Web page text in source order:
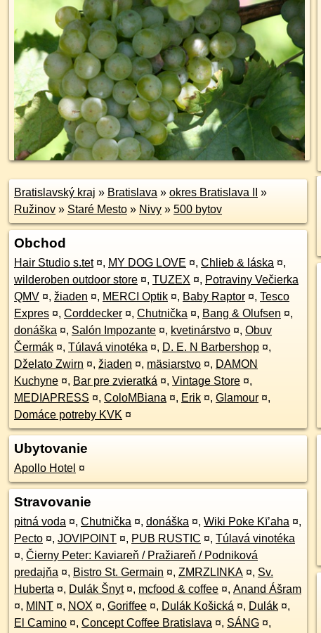
Bratislavský kraj » Bratislava » okres Bratislava II
»
Ružinov » Staré Mesto » Nivy » 500 bytov
Obchod
Hair Studio s.tet ¤, MY DOG LOVE ¤, Chlieb & láska ¤,
wilderoben outdoor store ¤, TUZEX ¤, Potraviny Večierka
QMV ¤, žiaden ¤, MERCI Optik ¤, Baby Raptor ¤, Tesco
Expres ¤, Corddecker ¤, Chutnička ¤, Bang & Olufsen ¤,
donáška ¤, Salón Impozante ¤, kvetinárstvo ¤, Obuv
Čermák ¤, Túlavá vinotéka ¤, D. E. N Barbershop ¤,
Dželato Zwirn ¤, žiaden ¤, mäsiarstvo ¤, DAMON
Kuchyne ¤, Bar pre zvieratká ¤, Vintage Store ¤,
MEDIAPRESS ¤, ColoMBiana ¤, Erik ¤, Glamour ¤,
Domáce potreby KVK ¤
Ubytovanie
Apollo Hotel ¤
Stravovanie
pitná voda ¤, Chutnička ¤, donáška ¤, Wiki Poke Kī’aha ¤,
Pecto ¤, JOVIPOINT ¤, PUB RUSTIC ¤, Túlavá vinotéka
¤, Čierny Peter: Kaviareň / Pražiareň / Podniková
predajňa ¤, Bistro St. Germain ¤, ZMRZLINKA ¤, Sv.
Huberta ¤, Dulák Šnyt ¤, mcfood & coffee ¤, Anand Ášram
¤, MINT ¤, NOX ¤, Goriffee ¤, Dulák Košická ¤, Dulák ¤,
El Camino ¤, Concept Coffee Bratislava ¤, SÁNG ¤,